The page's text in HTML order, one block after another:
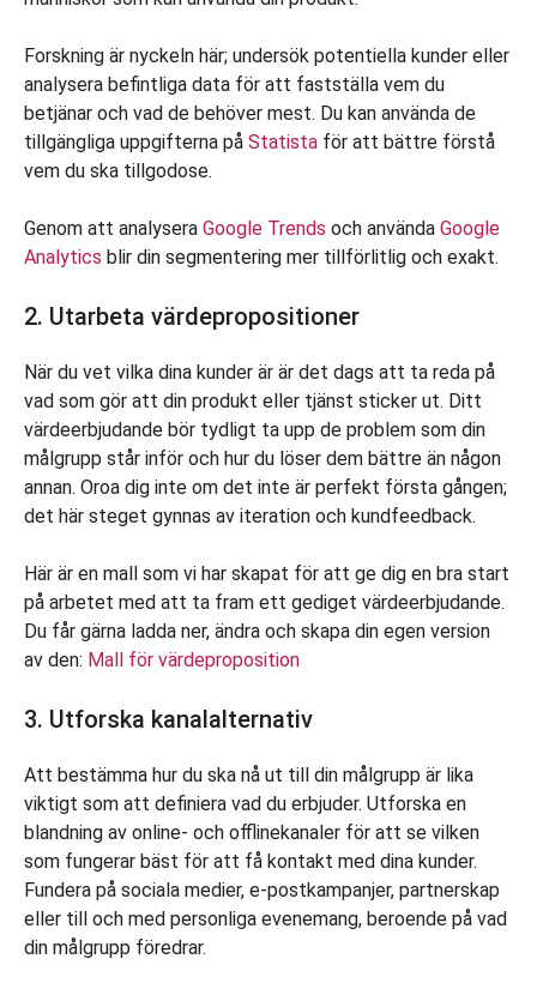
Forskning är nyckeln här; undersök potentiella kunder eller
analysera befintliga data för att fastställa vem du
betjänar och vad de behöver mest. Du kan använda de
tillgängliga uppgifterna på Statista för att bättre förstå
vem du ska tillgodose.
Genom att analysera Google Trends och använda Google
Analytics blir din segmentering mer tillförlitlig och exakt.
2. Utarbeta värdepropositioner
När du vet vilka dina kunder är är det dags att ta reda på
vad som gör att din produkt eller tjänst sticker ut. Ditt
värdeerbjudande bör tydligt ta upp de problem som din
målgrupp står inför och hur du löser dem bättre än någon
annan. Oroa dig inte om det inte är perfekt första gången;
det här steget gynnas av iteration och kundfeedback.
Här är en mall som vi har skapat för att ge dig en bra start
på arbetet med att ta fram ett gediget värdeerbjudande.
Du får gärna ladda ner, ändra och skapa din egen version
av den: Mall för värdeproposition
3. Utforska kanalalternativ
Att bestämma hur du ska nå ut till din målgrupp är lika
viktigt som att definiera vad du erbjuder. Utforska en
blandning av online- och offlinekanaler för att se vilken
som fungerar bäst för att få kontakt med dina kunder.
Fundera på sociala medier, e-postkampanjer, partnerskap
eller till och med personliga evenemang, beroende på vad
din målgrupp föredrar.